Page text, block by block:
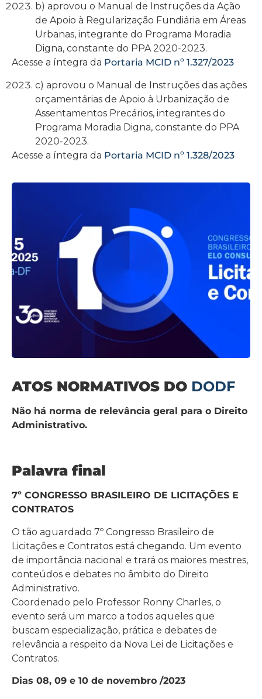
b) aprovou o Manual de Instruções da Ação
de Apoio à Regularização Fundiária em Áreas
Urbanas, integrante do Programa Moradia
Digna, constante do PPA 2020-2023.
Acesse a íntegra da Portaria MCID nº 1.327/2023
c) aprovou o Manual de Instruções das ações
orçamentárias de Apoio à Urbanização de
Assentamentos Precários, integrantes do
Programa Moradia Digna, constante do PPA
2020-2023.
Acesse a íntegra da Portaria MCID nº 1.328/2023
ATOS NORMATIVOS DO DODF
Não há norma de relevância geral para o Direito
Administrativo.
Palavra final
7º CONGRESSO BRASILEIRO DE LICITAÇÕES E
CONTRATOS
O tão aguardado 7º Congresso Brasileiro de
Licitações e Contratos está chegando. Um evento
de importância nacional e trará os maiores mestres,
conteúdos e debates no âmbito do Direito
Administrativo.
Coordenado pelo Professor Ronny Charles, o
evento será um marco a todos aqueles que
buscam especialização, prática e debates de
relevância a respeito da Nova Lei de Licitações e
Contratos.
Dias 08, 09 e 10 de novembro /2023